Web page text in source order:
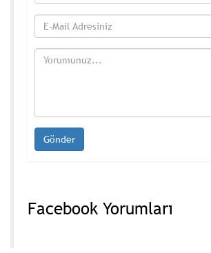
Facebook Yorumları